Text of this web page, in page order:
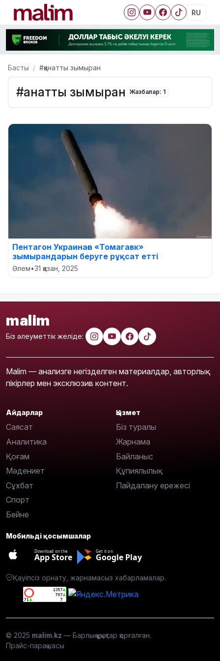
RU
Басты #қанатты зымыран
#қанатты зымыран Жазбалар: 1
Пентагон Украинаға «Томагавк»
зымырандарын беруге рұқсат етті
Әлем•31 қазан, 2025
malim
Біз әлеуметтік желіде:
Malim — анализге негізделген материалдар, авторлық
пікірлер мен эксклюзив контент.
Айдарлар
Саясат
Аналитика
Қоғам
Мәдениет
Сұхбат
Спорт
Бейне
Қызмет
Біз туралы
Жарнама
Байланыс
Құпиялылық
Пайдалану ережесі
Мобильді қосымшалар
Download on the
App Store
Get it on
Google Play
Қауіпсіз орнату, жарнамасыз хабарламалар.
© 2025 malim.kz — Барлық құқықтар қорғалған.
Прайс-парақшасы